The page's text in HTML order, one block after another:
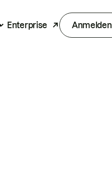
Enterprise Anmelden